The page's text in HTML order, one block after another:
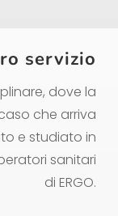
servizio
dove la
che arriva
e studiato in
sanitari
di ERGO.